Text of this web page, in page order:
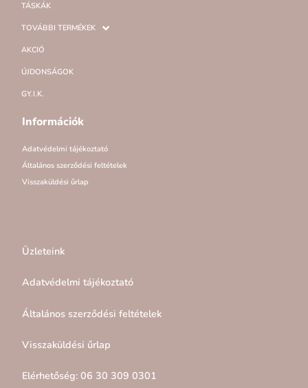
TÁSKÁK
TOVÁBBI TERMÉKEK
AKCIÓ
ÚJDONSÁGOK
GY.I.K.
Információk
Adatvédelmi tájékoztató
Általános szerződési feltételek
Visszaküldési űrlap
Üzleteink
Adatvédelmi tájékoztató
Általános szerződési feltételek
Visszaküldési űrlap
Elérhetőség: 06 30 309 0301